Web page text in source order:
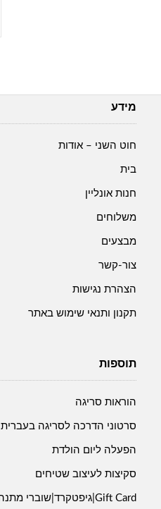
מידע
חוט השני – אודות
בית
חנות אונליין
משלוחים
מבצעים
צור-קשר
הצהרת נגישות
תקנון ותנאי שימוש באתר
תוספות
הוראות סריגה
סרטוני הדרכה לסריגה בעברית
הפעלה ליום הולדת
סקיצות לעיצוב שטיחים
Gift Card|גיפטקרד|שוברי מתנה